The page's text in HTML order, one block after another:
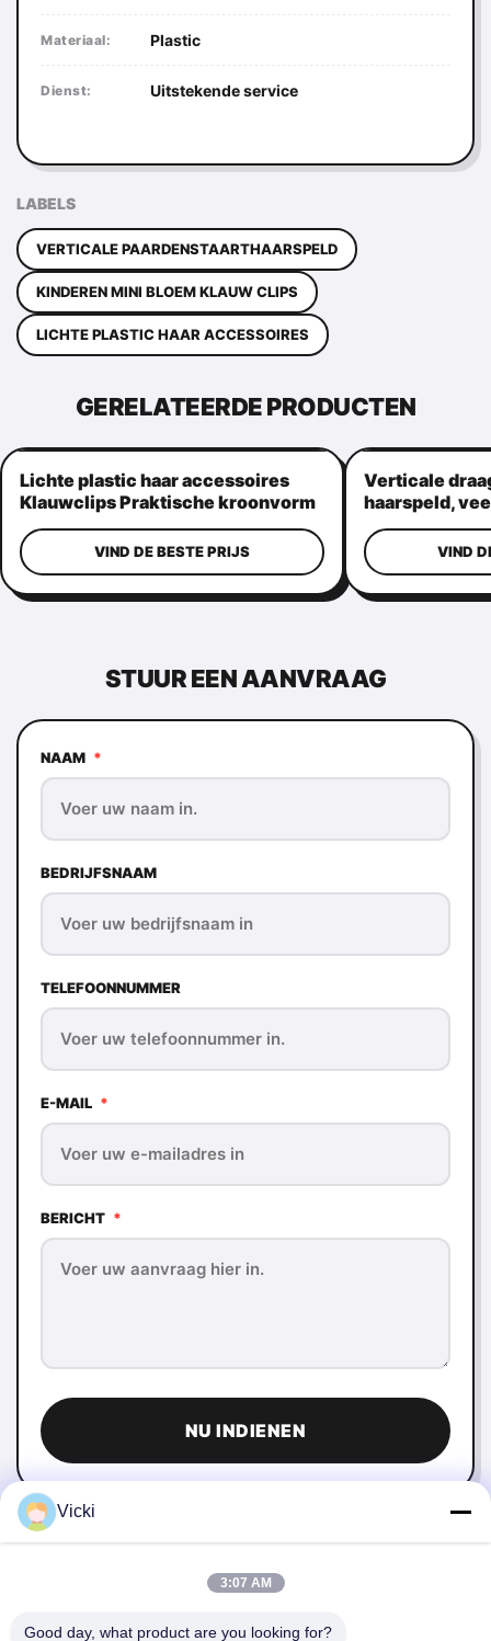
Materiaal: Plastic
Dienst: Uitstekende service
LABELS
VERTICALE PAARDENSTAARTHAARSPELD
KINDEREN MINI BLOEM KLAUW CLIPS
LICHTE PLASTIC HAAR ACCESSOIRES
GERELATEERDE PRODUCTEN
Lichte plastic haar accessoires
Klauwclips Praktische kroonvorm
VIND DE BESTE PRIJS
Verticale
haarspeld,
haargrepen
VIND
STUUR EEN AANVRAAG
NAAM *
BEDRIJFSNAAM
TELEFOONNUMMER
E-MAIL *
BERICHT *
NU INDIENEN
Vicki
3:07 AM
Good day, what product are you looking for?